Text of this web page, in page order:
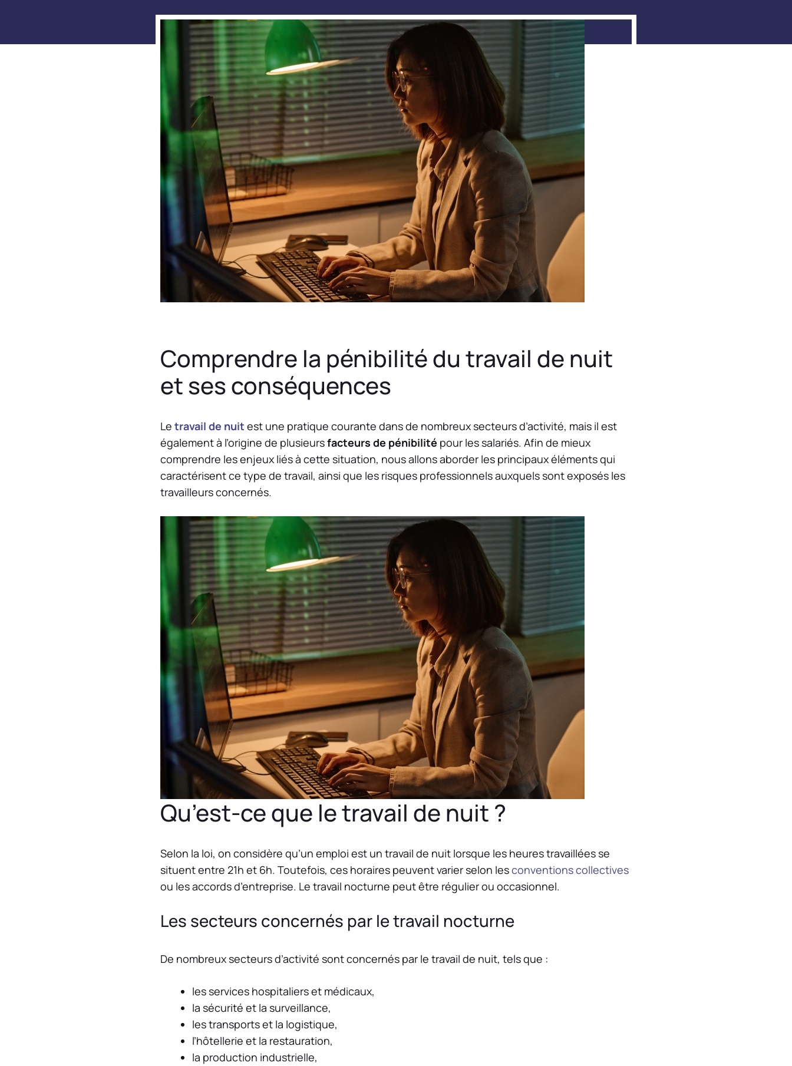
Comprendre la pénibilité du travail de nuit
et ses conséquences
Le travail de nuit est une pratique courante dans de nombreux secteurs d’activité, mais il est
également à l’origine de plusieursfacteurs de pénibilité pour les salariés. Afin de mieux
comprendre les enjeux liés à cette situation, nous allons aborder les principaux éléments qui
caractérisent ce type de travail, ainsi que les risques professionnels auxquels sont exposés les
travailleurs concernés.
Qu’est-ce que le travail de nuit ?
Selon la loi, on considère qu’un emploi est un travail de nuit lorsque les heures travaillées se
situent entre 21h et 6h. Toutefois, ces horaires peuvent varier selon lesconventions collectives
ou les accords d’entreprise. Le travail nocturne peut être régulier ou occasionnel.
Les secteurs concernés par le travail nocturne
De nombreux secteurs d’activité sont concernés par le travail de nuit, tels que :
les services hospitaliers et médicaux,
la sécurité et la surveillance,
les transports et la logistique,
l’hôtellerie et la restauration,
la production industrielle,